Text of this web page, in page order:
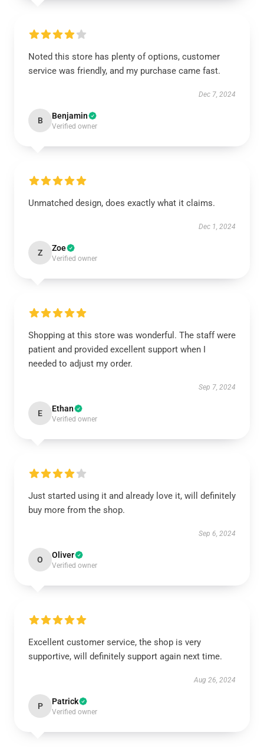
Noted this store has plenty of options, customer
service was friendly, and my purchase came fast.
Dec 7, 2024
B Benjamin
Verified owner
Unmatched design, does exactly what it claims.
Dec 1, 2024
Z Zoe
Verified owner
Shopping at this store was wonderful. The staff were
patient and provided excellent support when I
needed to adjust my order.
Sep 7, 2024
E Ethan
Verified owner
Just started using it and already love it, will definitely
buy more from the shop.
Sep 6, 2024
O Oliver
Verified owner
Excellent customer service, the shop is very
supportive, will definitely support again next time.
Aug 26, 2024
P Patrick
Verified owner